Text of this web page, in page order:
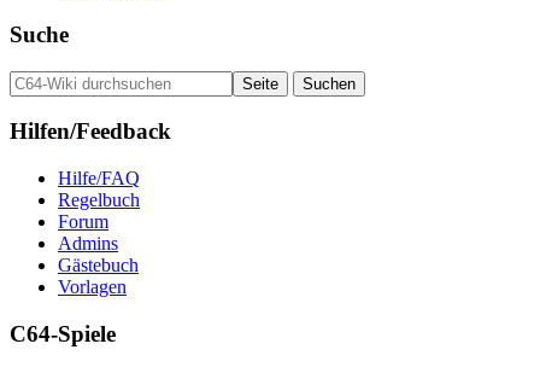
Suche
Hilfen/Feedback
Hilfe/FAQ
Regelbuch
Forum
Admins
Gästebuch
Vorlagen
C64-Spiele